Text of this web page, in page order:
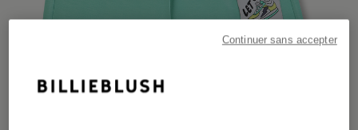
Continuer sans accepter